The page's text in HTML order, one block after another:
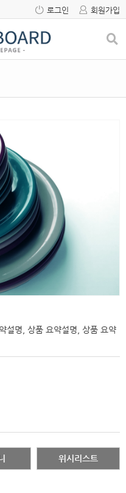
로그인 회원가입
설명, 상품 요약설명, 상품 요약
위시리스트